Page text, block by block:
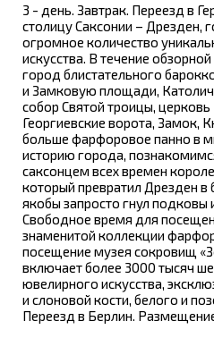
3 - день. Завтрак. Переезд в
столицу Саксонии – Дрезден,
огромное количество
искусства. В течение
город блистательного
и Замковую площади,
собор Святой троицы,
Георгиевские ворота, Замок,
больше фарфоровое панно в
историю города,
саксонцем всех времен
который превратил Дрезден в
якобы запросто гнул подковы
Свободное время для
знаменитой коллекции
посещение музея сокровищ
включает более 3000 тысяч
ювелирного искусства,
и слоновой кости, белого и
Переезд в Берлин.